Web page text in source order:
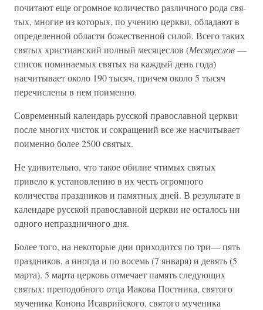
почитают еще огромное количество различного рода свя-
тых, многие из которых, по учению церкви, обладают в
определенной области божественной силой. Всего таких
святых христианский полный месяцеслов (Месяцеслов—
список поминаемых святых на каждый день года)
насчитывает около 190 тысяч, причем около 5 тысяч
перечислены в нем поименно.
Современный календарь русской православной церкви
после многих чисток и сокращений все же насчитывает
поименно более 2500 святых.
Не удивительно, что такое обилие чтимых святых
привело к установлению в их честь огромного
количества праздников и памятных дней. В результате в
календаре русской православной церкви не осталось ни
одного непраздничного дня.
Более того, на некоторые дни приходится по три— пять
праздников, а иногда и по восемь (7 января) и девять (5
марта). 5 марта церковь отмечает память следующих
святых: преподобного отца Иакова Постника, святого
мученика Конона Исаврийского, святого мученика